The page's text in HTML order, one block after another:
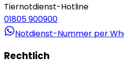
Tiernotdienst-Hotline
01805 900900
Notdienst-Nummer per
Rechtlich